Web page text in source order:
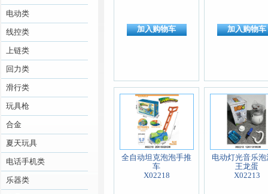
电动类
线控类
上链类
回力类
滑行类
玩具枪
合金
夏天玩具
电话手机类
乐器类
加入购物车 加入购物车
全自动坦克泡泡手推
车
X02218
电动灯光音乐泡
王龙蛋
X02213